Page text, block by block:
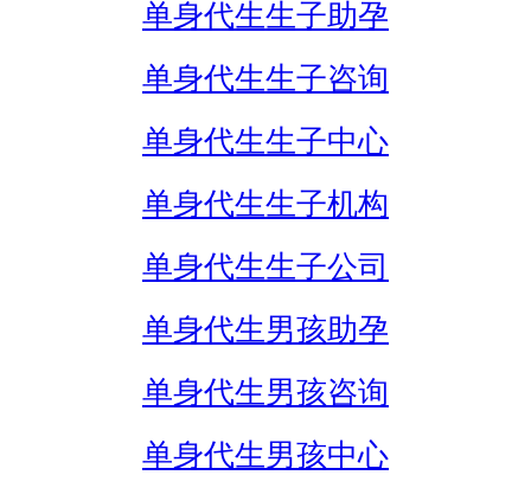
单身代生生子助孕
单身代生生子咨询
单身代生生子中心
单身代生生子机构
单身代生生子公司
单身代生男孩助孕
单身代生男孩咨询
单身代生男孩中心